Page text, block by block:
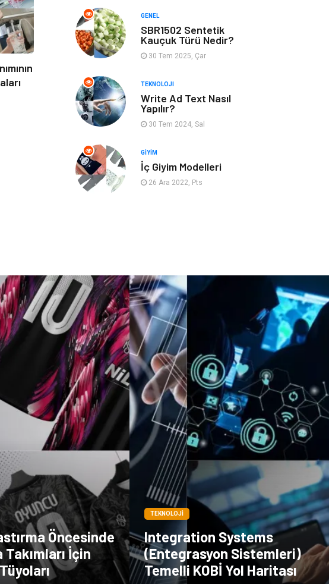
Güzellik
Maden ve Metal Plastik
Nakliyat Hizmet
Endüstriyel
Ürünler
Ambalaj
Elektronik Telekomünikasyon
Birlikler
Bebek Giyim Bakım
Markalar Kültür
Periyodik Kontrol Spor Malzemeleri
İthalat İhracat
Kiralama
Servisleri
Alüminyum Restaurant
GENEL
SBR1502 Sentetik
Kauçuk Türü Nedir?
30 Tem 2025, Çar
TEKNOLOJI
Write Ad Text Nasıl
Yapılır?
30 Tem 2024, Sal
GIYIM
İç Giyim Modelleri
26 Ara 2022, Pts
Öncesinde
Takımları İçin
TEKNOLOJI
Integration Systems
(Entegrasyon Sistemleri)
Temelli KOBİ Yol Haritası